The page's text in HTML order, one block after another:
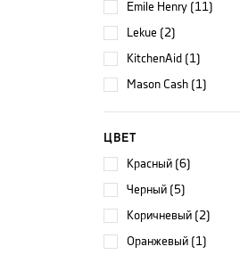
Emile Henry (11)
Lekue (2)
KitchenAid (1)
Mason Cash (1)
ЦВЕТ
красный (6)
черный (5)
коричневый (2)
оранжевый (1)